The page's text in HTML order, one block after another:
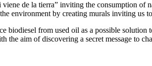
de la tierra” inviting the consumption of
environment by creating murals inviting us
biodiesel from used oil as a possible
aim of discovering a secret message to